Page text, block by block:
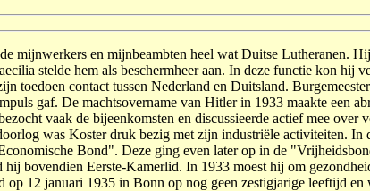
mijnwerkers en mijnbe­­ambten heel wat Duitse Lutheranen.
stelde hem als beschermheer aan. In deze functie kon
toedoen con­tact tussen Nederland en Duitsland.
gaf. De machts­overname van Hitler in 1933 maakte een
vaak de bijeenkomsten en discussieerde actief mee over
was Koster druk bezig met zijn industriële activiteiten.
Bond". Deze ging even later op in de
bovendien Eerste-Kamerlid. In 1933 moest hij om
12 januari 1935 in Bonn op nog geen zestigjarige leeftijd